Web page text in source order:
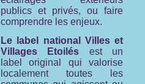
publics et privés, ou faire
comprendre les enjeux.
Le label national Villes et
Villages Etoilés est un
label original qui valorise
localement toutes les